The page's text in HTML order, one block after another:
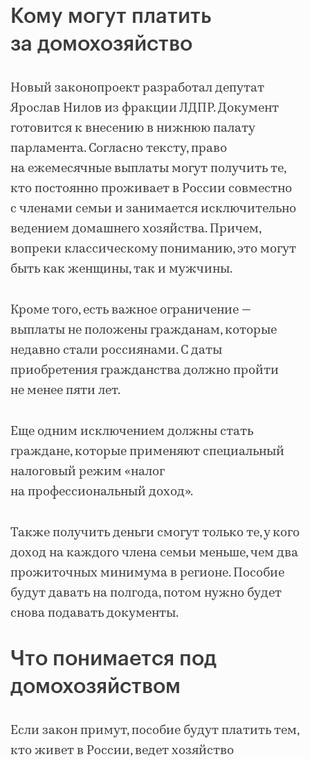
Кому могут платить
за домохозяйство
Новый законопроект разработал депутат
Ярослав Нилов из фракции ЛДПР. Документ
готовится к внесению в нижнюю палату
парламента. Согласно тексту, право
на ежемесячные выплаты могут получить те,
кто постоянно проживает в России совместно
с членами семьи и занимается исключительно
ведением домашнего хозяйства. Причем,
вопреки классическому пониманию, это могут
быть как женщины, так и мужчины.
Кроме того, есть важное ограничение —
выплаты не положены гражданам, которые
недавно стали россиянами. С даты
приобретения гражданства должно пройти
не менее пяти лет.
Еще одним исключением должны стать
граждане, которые применяют специальный
налоговый режим «налог
на профессиональный доход».
Также получить деньги смогут только те, у кого
доход на каждого члена семьи меньше, чем два
прожиточных минимума в регионе. Пособие
будут давать на полгода, потом нужно будет
снова подавать документы.
Что понимается под
домохозяйством
Если закон примут, пособие будут платить тем,
кто живет в России, ведет хозяйство